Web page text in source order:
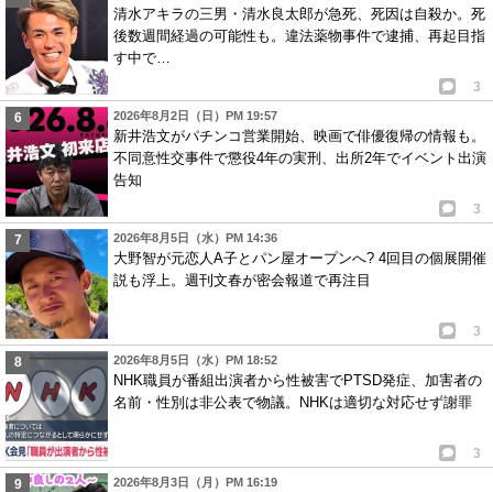
清水アキラの三男・清水良太郎が急死、死因は自殺か。死
後数週間経過の可能性も。違法薬物事件で逮捕、再起目指
す中で…
3
2026年8月2日（日）PM 19:57
新井浩文がパチンコ営業開始、映画で俳優復帰の情報も。
不同意性交事件で懲役4年の実刑、出所2年でイベント出演
告知
3
2026年8月5日（水）PM 14:36
大野智が元恋人A子とパン屋オープンへ? 4回目の個展開催
説も浮上。週刊文春が密会報道で再注目
3
2026年8月5日（水）PM 18:52
NHK職員が番組出演者から性被害でPTSD発症、加害者の
名前・性別は非公表で物議。NHKは適切な対応せず謝罪
3
2026年8月3日（月）PM 16:19